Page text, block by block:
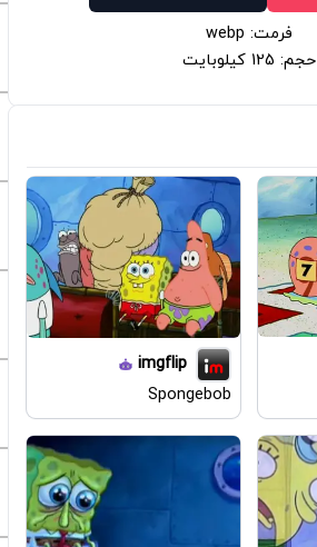
فرمت: webp
حجم: 125 کیلوبایت
imgflip
Spongebob